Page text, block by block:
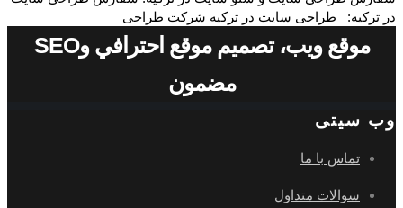
در ترکیه: طراحی سایت در ترکیه شرکت طراحی
موقع ويب، تصميم موقع احترافي وSEO
مضمون
وب سیتی
تماس با ما
سوالات متداول